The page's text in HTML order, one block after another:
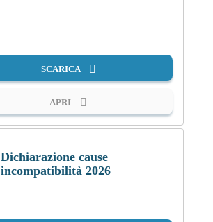
SCARICA
APRI
Dichiarazione cause
incompatibilità 2026